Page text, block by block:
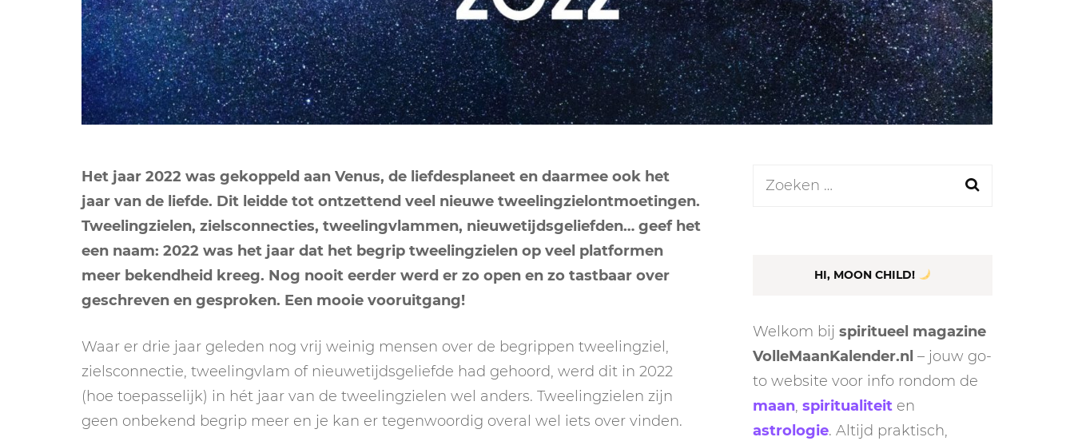
NEGENDE HUIS
TIENDE HUIS
ELFDE HUIS
NEPTUNUS
PLUTO
CHIRON
ORAKEL
RITUELEN
NIEUWE MAAN
RITUELEN
MERCURIUS
RETROGRADE RITUEEL
SPIRIT ANIMALS
Het jaar 2022 was gekoppeld aan Venus, de liefdesplaneet en daarmee ook het
jaar van de liefde. Dit leidde tot ontzettend veel nieuwe tweelingzielontmoetingen.
Tweelingzielen, zielsconnecties, tweelingvlammen, nieuwetijdsgeliefden… geef het
een naam: 2022 was het jaar dat het begrip tweelingzielen op veel platformen
meer bekendheid kreeg. Nog nooit eerder werd er zo open en zo tastbaar over
geschreven en gesproken. Een mooie vooruitgang!
Waar er drie jaar geleden nog vrij weinig mensen over de begrippen tweelingziel,
zielsconnectie, tweelingvlam of nieuwetijdsgeliefde had gehoord, werd dit in 2022
(hoe toepasselijk) in hét jaar van de tweelingzielen wel anders. Tweelingzielen zijn
geen onbekend begrip meer en je kan er tegenwoordig overal wel iets over vinden.
Zoeken
HI, MOON CHILD!
Welkom bij spiritueel magazine
VolleMaanKalender.nl – jouw go-
to website voor info rondom de
maan, spiritualiteit en
astrologie. Altijd praktisch,